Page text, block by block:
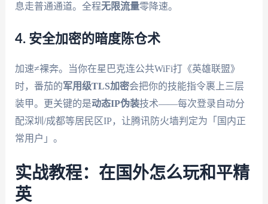
息走普通通道。全程无限流量零降速。
4. 安全加密的暗度陈仓术
加速≠裸奔。当你在星巴克连公共WiFi打《英雄联盟》
时，番茄的军用级TLS加密会把你的技能指令裹上三层
装甲。更关键的是动态IP伪装技术——每次登录自动分
配深圳/成都等居民区IP，让腾讯防火墙判定为「国内正
常用户」。
实战教程：在国外怎么玩和平精
英